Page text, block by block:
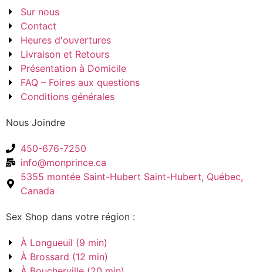
Sur nous
Contact
Heures d'ouvertures
Livraison et Retours
Présentation à Domicile
FAQ – Foires aux questions
Conditions générales
Nous Joindre
450-676-7250
info@monprince.ca
5355 montée Saint-Hubert Saint-Hubert, Québec,
Canada
Sex Shop dans votre région :
À Longueuil (9 min)
À Brossard (12 min)